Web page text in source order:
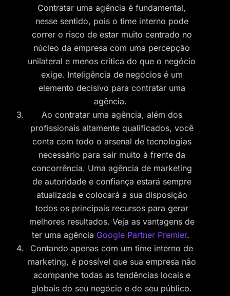
Contratar uma agência é fundamental,
nesse sentido, pois o time interno pode
correr o risco de estar muito centrado no
núcleo da empresa com uma percepção
unilateral e menos crítica do que o negócio
exige. Inteligência de negócios é um
elemento decisivo para contratar uma
agência.
Ao contratar uma agência, além dos
profissionais altamente qualificados, você
conta com todo o arsenal de tecnologias
necessário para sair muito à frente da
concorrência. Uma agência de marketing
de autoridade e confiança estará sempre
atualizada e colocará a sua disposição
todos os principais recursos para gerar
melhores resultados. Veja as vantagens de
ter uma agência Google Partner Premier.
Contando apenas com um time interno de
marketing, é possível que sua empresa não
acompanhe todas as tendências locais e
globais do seu negócio e do seu público.